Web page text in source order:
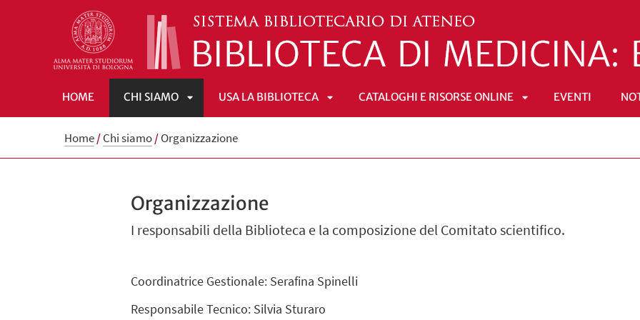
HOME CHI SIAMO
APRI
USA LA BIBLIOTECA CATALOGHI E RISORSE ONLINE EVENTI
Home/Chi siamo/Organizzazione
Organizzazione
I responsabili della Biblioteca e la composizione del Comitato scientifico.
Coordinatrice Gestionale: Serafina Spinelli
Responsabile Tecnico: Silvia Sturaro